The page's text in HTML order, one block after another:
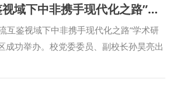
“文明交流互鉴视域下中非携手现代化之路”学术研讨会成功举办
互鉴视域下中非携手现代化之路”学术研
成功举办。校党委委员、副校长孙昊亮出
由科研处、政治与公共管理学院举办，立
设，围绕中非现代化共建、经贸合作、公